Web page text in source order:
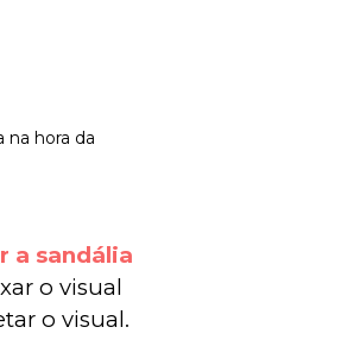
na hora da
a sandália
o visual
o visual.